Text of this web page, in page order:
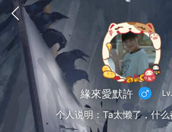
緣來愛默許
个人说明：Ta太懒了，什